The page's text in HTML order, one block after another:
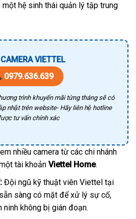
hệ sinh thái quản lý tập trung
VIETTEL
0979.636.639
trình khuyến mãi từng tháng sẽ có
nhật trên website- Hãy liên hệ hotline
tư vấn chính xác
nhiều camera từ các chi nhánh
tài khoản Viettel Home.
Đội ngũ kỹ thuật viên Viettel tại
sàng có mặt để xử lý sự cố,
ninh không bị gián đoạn.